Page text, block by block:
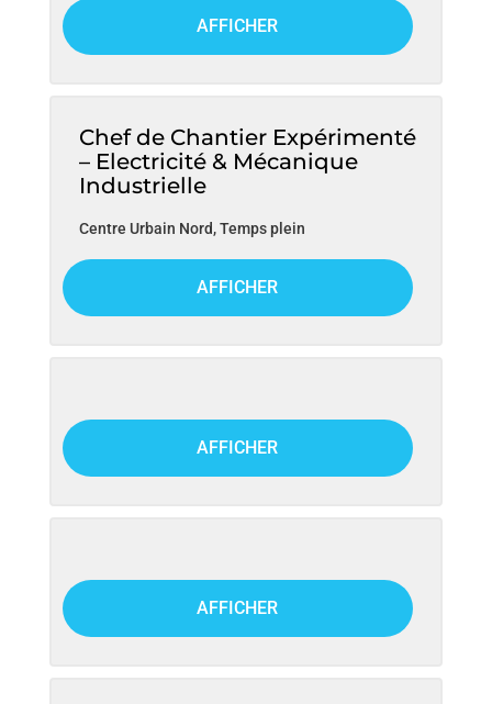
AFFICHER
Chef de Chantier Expérimenté
– Electricité & Mécanique
Industrielle
Centre Urbain Nord,Temps plein
AFFICHER
AFFICHER
AFFICHER